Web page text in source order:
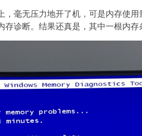
，毫无压力地开了机，可是内存使
诊断。结果还真是，其中一根内存